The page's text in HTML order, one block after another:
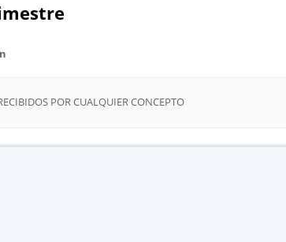
POR CUALQUIER CONCEPTO